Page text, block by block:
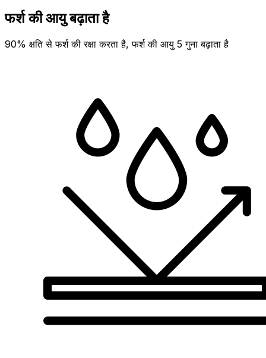
फर्श की आयु बढ़ाता है
90% क्षति से फर्श की रक्षा करता है, फर्श की आयु 5 गुना बढ़ाता है